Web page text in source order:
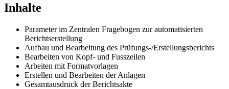
Inhalte
Parameter im Zentralen Fragebogen zur automatisierten
Berichtserstellung
Aufbau und Bearbeitung des Prüfungs-/Erstellungsberichts
Bearbeiten von Kopf- und Fusszeilen
Arbeiten mit Formatvorlagen
Erstellen und Bearbeiten der Anlagen
Gesamtausdruck der Berichtsakte